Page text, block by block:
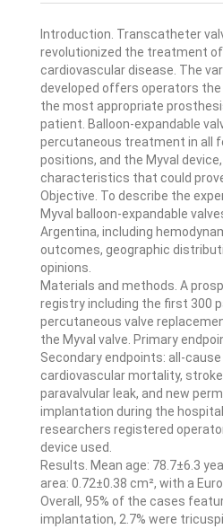
Introduction. Transcatheter
revolutionized the treatment
cardiovascular disease. The
developed offers operators
the most appropriate
patient. Balloon-expandable
percutaneous treatment in all
positions, and the Myval
characteristics that could
Objective. To describe the
Myval balloon-expandable
Argentina, including
outcomes, geographic
opinions.
Materials and methods. A
registry including the first 300
percutaneous valve
the Myval valve. Primary
Secondary endpoints: all-
cardiovascular mortality,
paravalvular leak, and new
implantation during the
researchers registered
device used.
Results. Mean age: 78.7±6.3
area: 0.72±0.38 cm², with a
Overall, 95% of the cases
implantation, 2.7% were